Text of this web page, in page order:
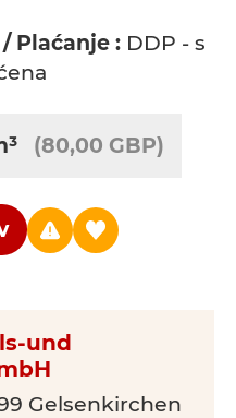
Plaćanje : DDP - s
(80,00 GBP)
und
Gelsenkirchen